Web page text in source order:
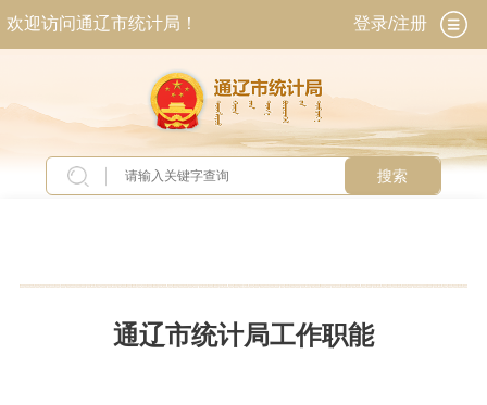
欢迎访问通辽市统计局！ 登录/注册
搜索
当前位置：首页>政务公开>政府信息公开>法
通辽市统计局工作职能